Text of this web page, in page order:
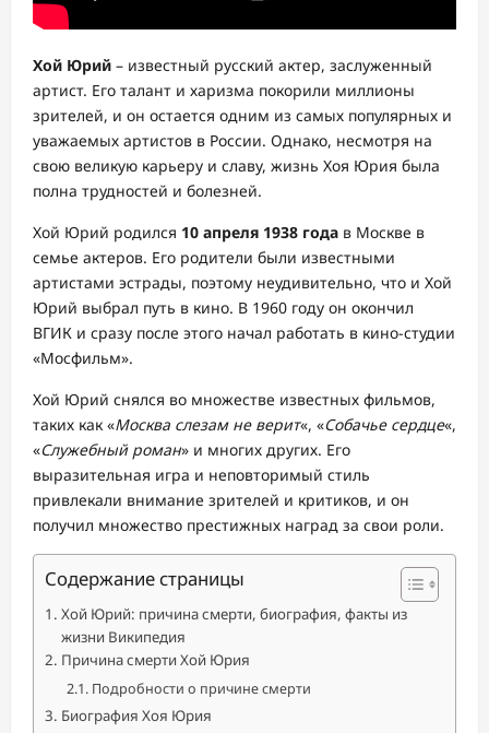
Хой Юрий – известный русский актер, заслуженный
артист. Его талант и харизма покорили миллионы
зрителей, и он остается одним из самых популярных и
уважаемых артистов в России. Однако, несмотря на
свою великую карьеру и славу, жизнь Хоя Юрия была
полна трудностей и болезней.
Хой Юрий родился 10 апреля 1938 года в Москве в
семье актеров. Его родители были известными
артистами эстрады, поэтому неудивительно, что и Хой
Юрий выбрал путь в кино. В 1960 году он окончил
ВГИК и сразу после этого начал работать в кино-студии
«Мосфильм».
Хой Юрий снялся во множестве известных фильмов,
таких как «Москва слезам не верит«, «Собачье сердце«,
«Служебный роман» и многих других. Его
выразительная игра и неповторимый стиль
привлекали внимание зрителей и критиков, и он
получил множество престижных наград за свои роли.
Содержание страницы
Хой Юрий: причина смерти, биография, факты из
жизни Википедия
Причина смерти Хой Юрия
Подробности о причине смерти
Биография Хоя Юрия